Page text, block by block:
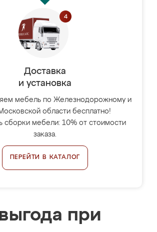
Доставка
и установка
мебель по Железнодорожному и
области бесплатно!
сборки мебели: 10% от стоимости
заказа.
ПЕРЕЙТИ В КАТАЛОГ
при